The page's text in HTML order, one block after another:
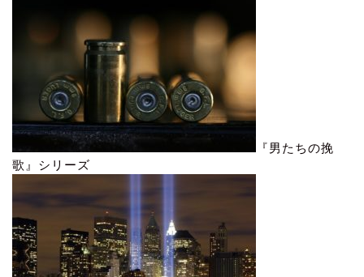
『男たちの挽
歌』シリーズ